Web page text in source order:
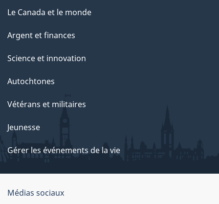
Le Canada et le monde
Argent et finances
Science et innovation
Autochtones
Vétérans et militaires
Jeunesse
Gérer les événements de la vie
Organisation
Médias sociaux